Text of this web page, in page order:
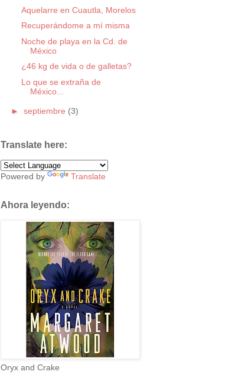
Aquelarre en Cuautla, Morelos
Recuperándome a mí misma
Noche de playa en la Cd. de
México
¿46 kg de vida o de galletas?
Lo que se extraña de
México...
► septiembre (3)
Translate here:
Powered by Translate
Ahora leyendo:
Oryx and Crake